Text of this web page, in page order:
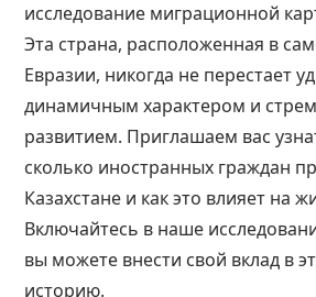
исследование миграционной
Эта страна, расположенная в
Евразии, никогда не перестает
динамичным характером и
развитием. Приглашаем вас
сколько иностранных граждан
Казахстане и как это влияет на
Включайтесь в наше
вы можете внести свой вклад в
историю.